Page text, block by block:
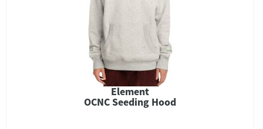
Element
OCNC Seeding Hood